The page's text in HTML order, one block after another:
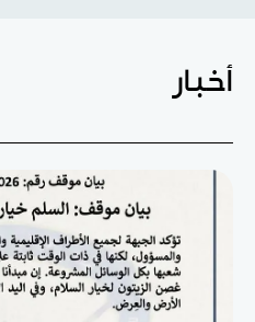
أخبار